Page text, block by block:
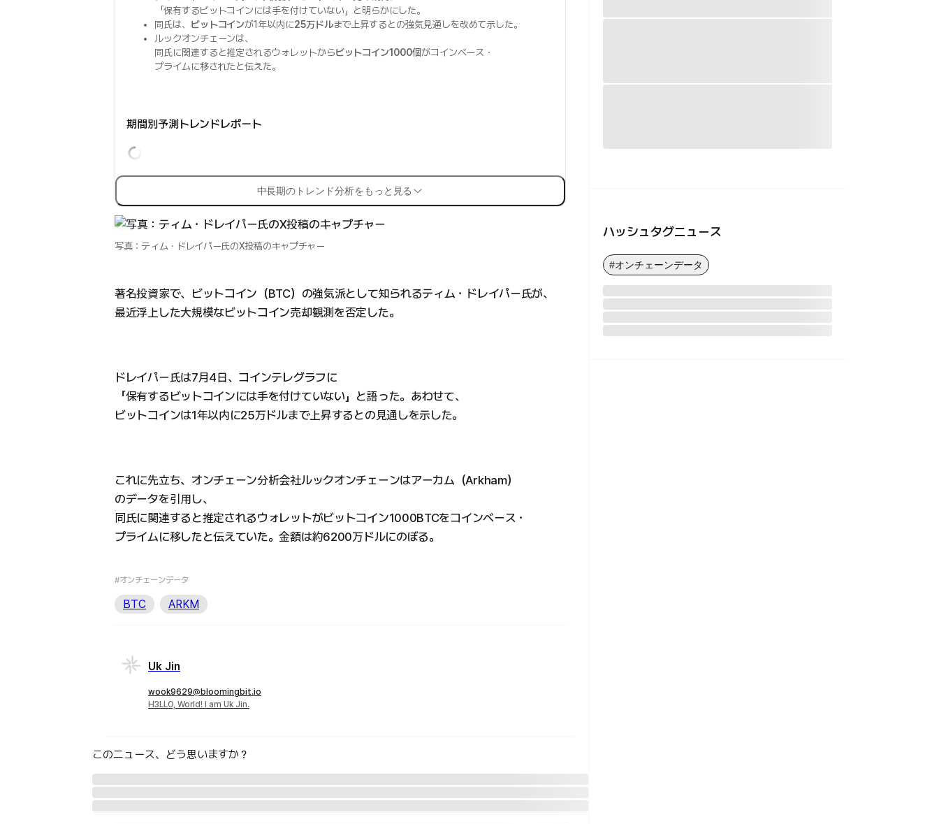
「保有するビットコインには手を付けていない」と明らかにした。
同氏は、 ビットコインが1年以内に25万ドルまで上昇するとの強気見通しを改めて示した。
ルックオンチェーンは、
同氏に関連すると推定されるウォレットからビットコイン1000個がコインベース・
プライムに移されたと伝えた。
期間別予測トレンドレポート
中長期のトレンド分析をもっと見る
写真：ティム・ドレイパー氏のX投稿のキャプチャー
著名投資家で、ビットコイン（BTC）の強気派として知られるティム・ドレイパー氏が、
最近浮上した大規模なビットコイン売却観測を否定した。
ドレイパー氏は7月4日、コインテレグラフに
「保有するビットコインには手を付けていない」と語った。あわせて、
ビットコインは1年以内に25万ドルまで上昇するとの見通しを示した。
これに先立ち、オンチェーン分析会社ルックオンチェーンはアーカム（Arkham）
のデータを引用し、
同氏に関連すると推定されるウォレットがビットコイン1000BTCをコインベース・
プライムに移したと伝えていた。金額は約6200万ドルにのぼる。
#オンチェーンデータ
BTC ARKM
Uk Jin
wook9629@bloomingbit.io
H3LLO, World! I am Uk Jin.
このニュース、どう思いますか？
ハッシュタグニュース
#オンチェーンデータ